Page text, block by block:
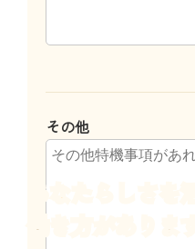
その他
あなたらしさ
働き方があります